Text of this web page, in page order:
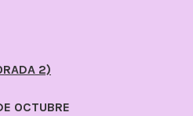
2)
OCTUBRE